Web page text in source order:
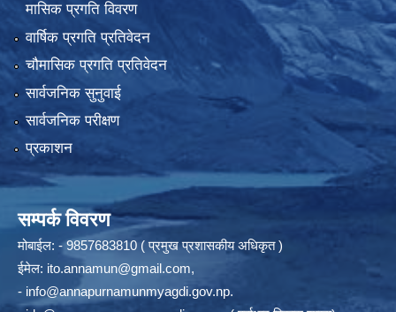
मासिक प्रगति विवरण
वार्षिक प्रगति प्रतिवेदन
चौमासिक प्रगति प्रतिवेदन
सार्वजनिक सुनुवाई
सार्वजनिक परीक्षण
प्रकाशन
सम्पर्क विवरण
मोबाईल: - 9857683810 ( प्रमुख प्रशासकीय अधिकृत )
ईमेल: ito.annamun@gmail.com,
- info@annapurnamunmyagdi.gov.np.